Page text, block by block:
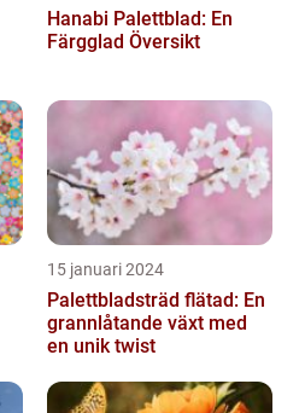
Hanabi Palettblad: En
Färgglad Översikt
15 januari 2024
Palettbladsträd flätad: En
grannlåtande växt med
en unik twist